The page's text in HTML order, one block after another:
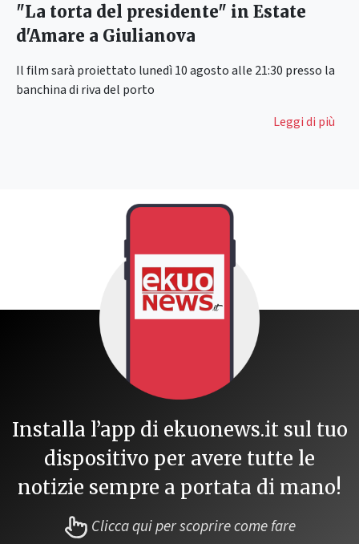
"La torta del presidente" in Estate
d'Amare a Giulianova
Il film sarà proiettato lunedì 10 agosto alle 21:30 presso la
banchina di riva del porto
Leggi di più
Installa l’app di ekuonews.it sul tuo
dispositivo per avere tutte le
notizie sempre a portata di mano!
Clicca qui per scoprire come fare